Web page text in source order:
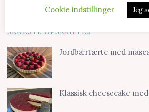
SENESTE OPSKRIFTER
Jordbærtærte med
Klassisk cheesecake
Cookie indstillinger
Jeg